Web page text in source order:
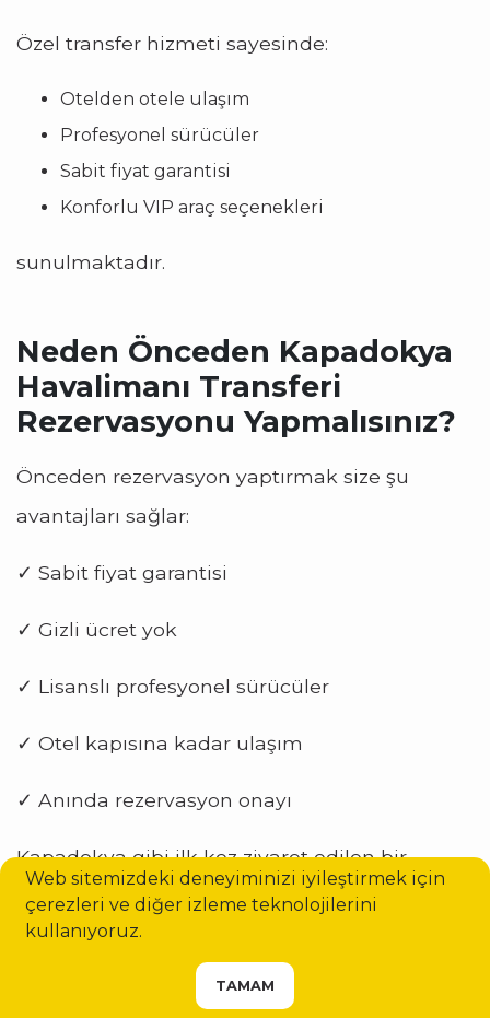
Özel transfer hizmeti sayesinde:
Otelden otele ulaşım
Profesyonel sürücüler
Sabit fiyat garantisi
Konforlu VIP araç seçenekleri
sunulmaktadır.
Neden Önceden Kapadokya
Havalimanı Transferi
Rezervasyonu Yapmalısınız?
Önceden rezervasyon yaptırmak size şu
avantajları sağlar:
✓ Sabit fiyat garantisi
✓ Gizli ücret yok
✓ Lisanslı profesyonel sürücüler
✓ Otel kapısına kadar ulaşım
✓ Anında rezervasyon onayı
Kapadokya gibi ilk kez ziyaret edilen bir
bölgede önceden planlama yapmak büyük
rahatlık sağlar.
HIZMETINIZI SEÇIN
Web sitemizdeki deneyiminizi iyileştirmek için
çerezleri ve diğer izleme teknolojilerini
kullanıyoruz.
TAMAM